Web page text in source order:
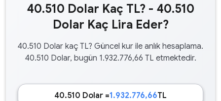
40.510 Dolar Kaç TL? - 40.510
Dolar Kaç Lira Eder?
40.510 Dolar kaç TL? Güncel kur ile anlık hesaplama.
40.510 Dolar, bugün 1.932.776,66 TL etmektedir.
40.510 Dolar =1.932.776,66TL